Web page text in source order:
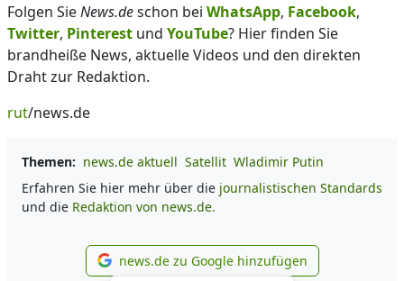
Folgen SieNews.deschon bei WhatsApp, Facebook,
Twitter, Pinterest und YouTube? Hier finden Sie
brandheiße News, aktuelle Videos und den direkten
Draht zur Redaktion.
rut/news.de
Themen: news.de aktuell Satellit Wladimir Putin
Erfahren Sie hier mehr über die journalistischen Standards
und die Redaktion von news.de.
news.de zu Google
news.de zu Google hinzufügen